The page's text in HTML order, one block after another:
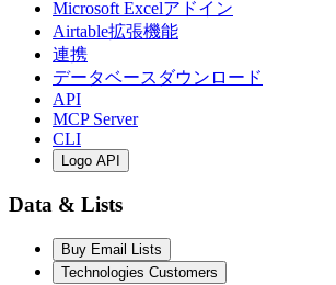
Microsoft Excelアドイン
Airtable拡張機能
連携
データベースダウンロード
API
MCP Server
CLI
Logo API
Data & Lists
Buy Email Lists
Technologies Customers